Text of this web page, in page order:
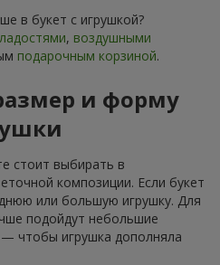
в букет с игрушкой?
, воздушными
подарочным корзиной.
и форму
стоит выбирать в
композиции. Если букет
или большую игрушку. Для
подойдут небольшие
чтобы игрушка дополняла